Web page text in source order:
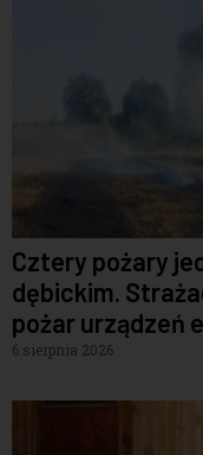
Cztery pożary
dębickim.
pożar urządzeń
6 sierpnia 2026